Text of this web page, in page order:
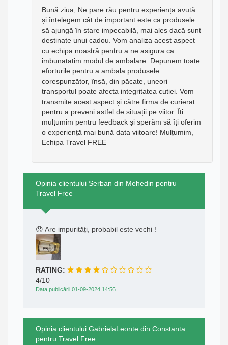
Bună ziua, Ne pare rău pentru experiența avută
și înțelegem cât de important este ca produsele
să ajungă în stare impecabilă, mai ales dacă sunt
destinate unui cadou. Vom analiza acest aspect
cu echipa noastră pentru a ne asigura ca
imbunatatim modul de ambalare. Depunem toate
eforturile pentru a ambala produsele
corespunzător, însă, din păcate, uneori
transportul poate afecta integritatea cutiei. Vom
transmite acest aspect și către firma de curierat
pentru a preveni astfel de situații pe viitor. Îți
mulțumim pentru feedback și sperăm să îți oferim
o experiență mai bună data viitoare! Mulțumim,
Echipa Travel FREE
Opinia clientului Serban din Mehedin pentru
Travel Free
😞 Are impurități, probabil este vechi !
RATING:
4/10
Data publicării 01-09-2024 14:56
Opinia clientului GabrielaLeonte din Constanta
pentru Travel Free